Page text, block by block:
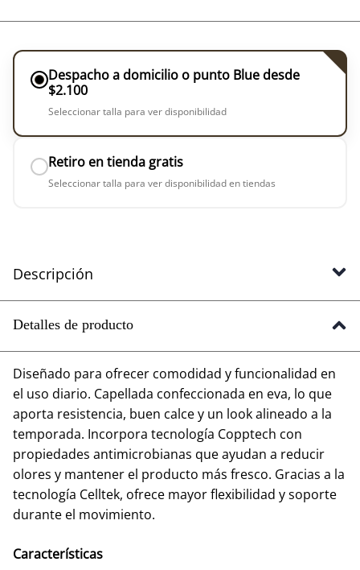
Despacho a domicilio o punto Blue desde
$2.100
Seleccionar talla para ver disponibilidad
Retiro en tienda gratis
Seleccionar talla para ver disponibilidad en tiendas
Descripción
Detalles de producto
Diseñado para ofrecer comodidad y funcionalidad en
el uso diario. Capellada confeccionada en eva, lo que
aporta resistencia, buen calce y un look alineado a la
temporada. Incorpora tecnología Copptech con
propiedades antimicrobianas que ayudan a reducir
olores y mantener el producto más fresco. Gracias a la
tecnología Celltek, ofrece mayor flexibilidad y soporte
durante el movimiento.
Características